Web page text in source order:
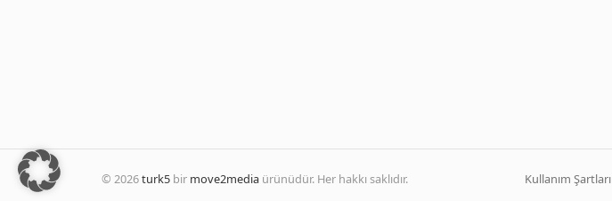
© 2026turk5 bir move2media ürünüdür. Her hakkı saklıdır. Kullanım Şartları